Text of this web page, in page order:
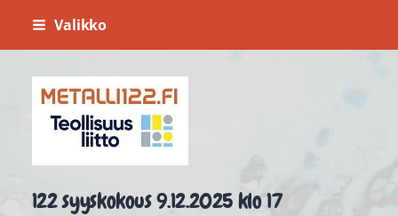
Siirry
Valikko
Metalli 122
122 syyskokous 9.12.2025 klo 17